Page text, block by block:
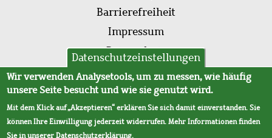
Barrierefreiheit
Impressum
Datenschutz
AVB
Datenschutzeinstellungen
Wir verwenden Analysetools, um zu messen, wie häufig
unsere Seite besucht und wie sie genutzt wird.
Mit dem Klick auf „Akzeptieren“ erklären Sie sich damit einverstanden. Sie
können Ihre Einwilligung jederzeit widerrufen. Mehr Informationen finden
Sie in unsererDatenschutzerklärung.